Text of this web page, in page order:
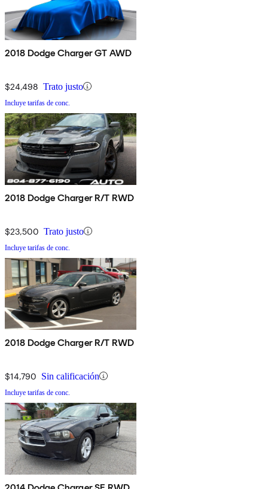
2018 Dodge Charger GT AWD
$24,498 Trato justo
Incluye tarifas de conc.
2018 Dodge Charger R/T RWD
$23,500 Trato justo
Incluye tarifas de conc.
2018 Dodge Charger R/T RWD
$14,790 Sin calificación
Incluye tarifas de conc.